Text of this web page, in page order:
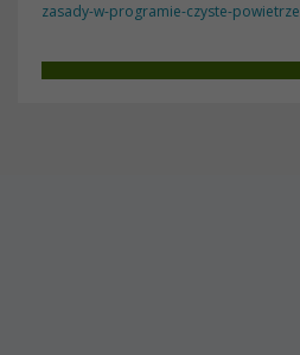
zasady-w-programie-czyste-powietrze